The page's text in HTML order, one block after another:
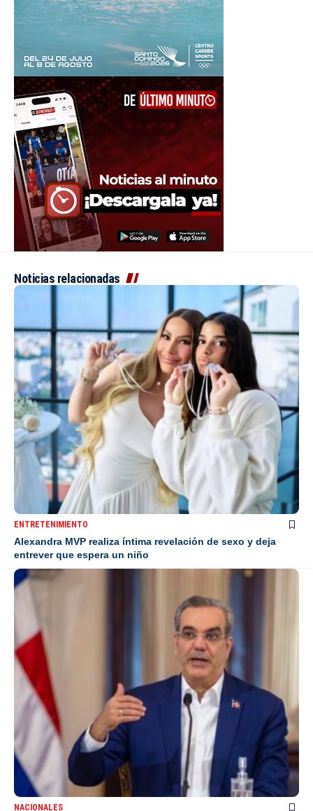
Noticias relacionadas
ENTRETENIMIENTO
Alexandra MVP realiza íntima revelación de sexo y deja
entrever que espera un niño
NACIONALES